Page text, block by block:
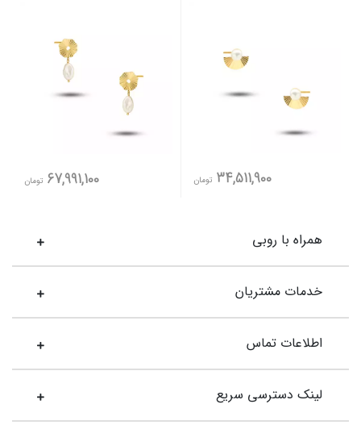
34,511,900 تومان 67,991,100 تومان
همراه با روبی
خدمات مشتریان
اطلاعات تماس
لینک دسترسی سریع